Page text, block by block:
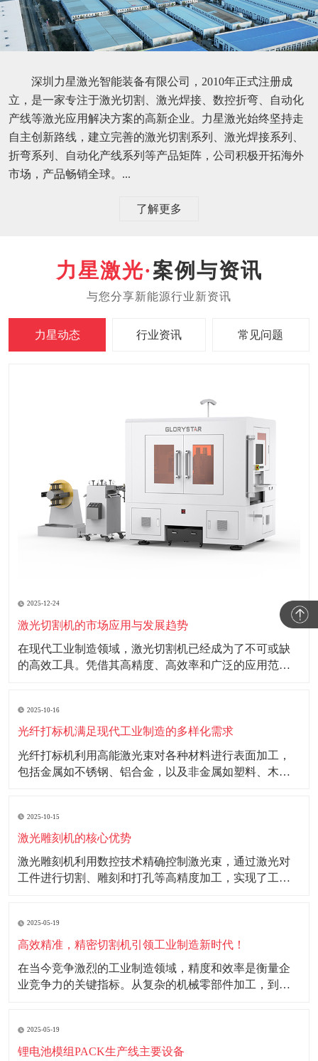
深圳力星激光智能装备有限公司，2010年正式注册成
立，是一家专注于激光切割、激光焊接、数控折弯、自动化
产线等激光应用解决方案的高新企业。力星激光始终坚持走
自主创新路线，建立完善的激光切割系列、激光焊接系列、
折弯系列、自动化产线系列等产品矩阵，公司积极开拓海外
市场，产品畅销全球。...
了解更多
案例与资讯
力星动态 行业资讯 常见问题
2025-12-24
激光切割机的市场应用与发展趋势
在现代工业制造领域，激光切割机已经成为了不可或缺
的高效工具。凭借其高精度、高效率和广泛的应用范
间熔化或汽化，从而实现切割效果。这种非接触式的加
工方式不仅减少了机械磨损，还能确保切割边缘的
2025-10-16
光纤打标机满足现代工业制造的多样化需求
光纤打标机利用高能激光束对各种材料进行表面加工，
包括金属如不锈钢、铝合金，以及非金属如塑料、木材
精细、字体清晰，能够在不同材料上实现多样化的打标
效果。在金属材料上，可形成氧化、镀铬或雕刻效果；
在
2025-10-15
激光雕刻机的核心优势
激光雕刻机利用数控技术精确控制激光束，通过激光对
工件进行切割、雕刻和打孔等高精度加工，实现了工业
本。 2.精准度：能够实现微米级加工精度，满足高精度
工业产品需求。 3.环保性：加工过程中
2025-05-19
高效精准，精密切割机引领工业制造新时代！
在当今竞争激烈的工业制造领域，精度和效率是衡量企
业竞争力的关键指标。从复杂的机械零部件加工，到精
为工业制造注入了强大的动力，成为推动工业制造升级
发展的重要力量。 随着工业制造技术的不断进步，产品
2025-05-19
锂电池模组PACK生产线主要设备